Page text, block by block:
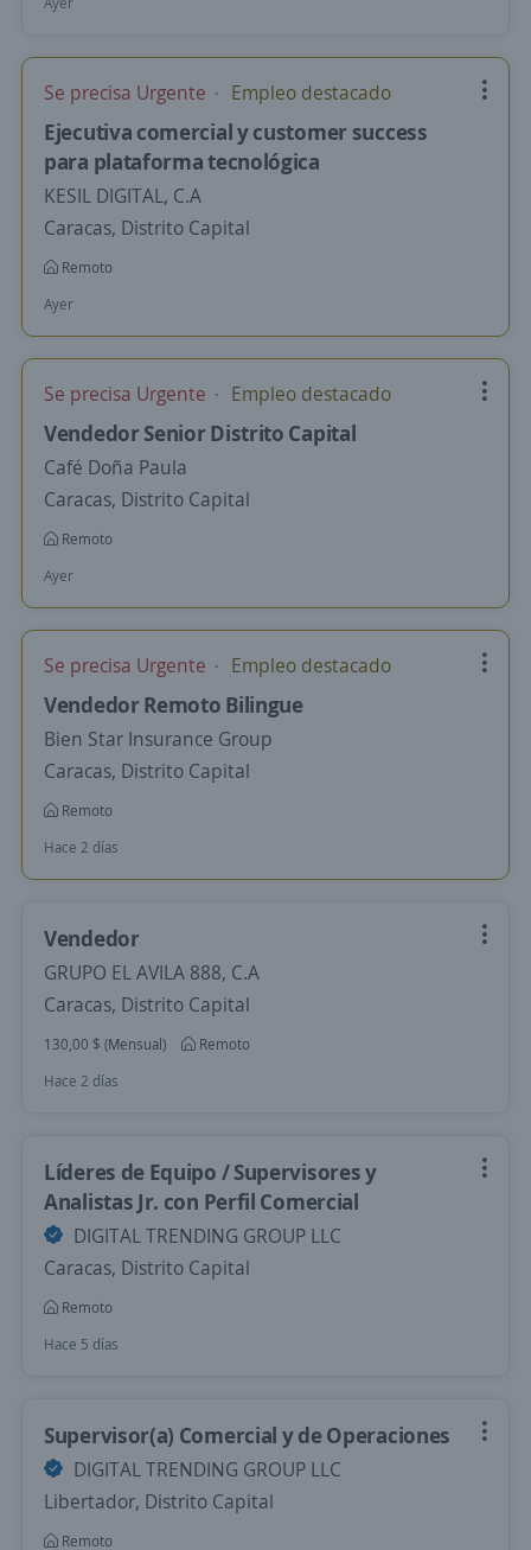
Se precisa Urgente Empleo destacado
Ejecutiva comercial y customer success
para plataforma tecnológica
KESIL DIGITAL, C.A
Caracas, Distrito Capital
Remoto
Ayer
Se precisa Urgente Empleo destacado
Vendedor Senior Distrito Capital
Café Doña Paula
Caracas, Distrito Capital
Remoto
Ayer
Se precisa Urgente Empleo destacado
Vendedor Remoto Bilingue
Bien Star Insurance Group
Caracas, Distrito Capital
Remoto
Hace 2 días
Vendedor
GRUPO EL AVILA 888, C.A
Caracas, Distrito Capital
130,00 $ (Mensual)
Remoto
Hace 2 días
Líderes de Equipo / Supervisores y
Analistas Jr. con Perfil Comercial
DIGITAL TRENDING GROUP LLC
Caracas, Distrito Capital
Remoto
Hace 5 días
Supervisor(a) Comercial y de Operaciones
DIGITAL TRENDING GROUP LLC
Libertador, Distrito Capital
Remoto